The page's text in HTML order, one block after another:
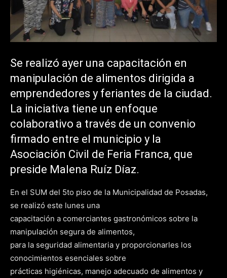
Se realizó ayer una capacitación en
manipulación de alimentos dirigida a
emprendedores y feriantes de la ciudad.
La iniciativa tiene un enfoque
colaborativo a través de un convenio
firmado entre el municipio y la
Asociación Civil de Feria Franca, que
preside Malena Ruíz Díaz.
En el SUM del 5to piso de la Municipalidad de Posadas,
se realizó este lunes una
capacitación a comerciantes gastronómicos sobre la
manipulación segura de alimentos,
para la seguridad alimentaria y proporcionarles los
conocimientos esenciales sobre
prácticas higiénicas, manejo adecuado de alimentos y